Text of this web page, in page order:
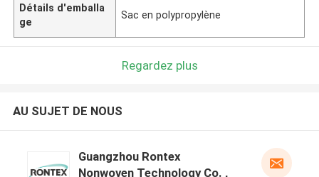
Détails d'emballa
ge
Sac en polypropylène
Regardez plus
AU SUJET DE NOUS
Guangzhou Rontex
Nonwoven Technology Co. ,